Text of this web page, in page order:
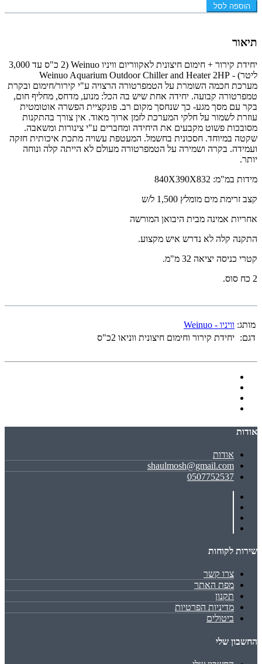
הוספה לסל
תיאור
יחידת קירור + חימום חיצונית לאקווריום וויניו Weinuo (2 כ"ס עד 3,000
ליטר) - Weinuo Aquarium Outdoor Chiller and Heater 2HP
מערכת חכמה השומרת על הטמפרטורה הרצויה ע"י קירור/חימום ובקרת
טמפרטורה קבועה. יחידה אחת שיש בה הכל: מנוע, מדחס, מחליף חום,
בקר עם מסך מגע- כך שנחסך מקום רב. פונקציית הפשרה אוטומטית
עוזרת לשמור על חלקי המערכת לזמן ארוך מאוד. אין צורך בהתקנות
מסובכות פשוט מקבעים את היחידה ומחברים ע"י צינורות ומשאבה.
שקטה במיוחד. חסכונית בחשמל. המעטפת עשויה מתכת איכותית חזקה
ועמידה. בקרה ושמירה על הטמפרטורה מעולם לא הייתה קלה ונוחה
יותר.
מידות במ"מ: 840X390X832
קצב זרימת מים מומלץ 1,500 ל/ש
אחריות אמינה מבית היבואן המורשה
התקנה קלה לא נדרש איש מקצוע.
קטרי כניסה יציאה 32 מ"מ.
2 כח סוס.
מותג: וויניו - Weinuo
דגם: יחידת קירור וחימום חיצונית ווניאו 2כ"ס
אודות
אודות
shaulmosh@gmail.com
0507752537
שירות לקוחות
צרו קשר
מפת האתר
תקנון
מדיניות הפרטיות
ביטולים
החשבון שלי